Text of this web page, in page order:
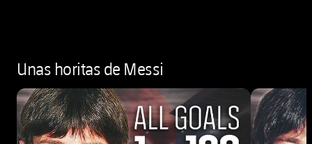
Unas horitas de Messi